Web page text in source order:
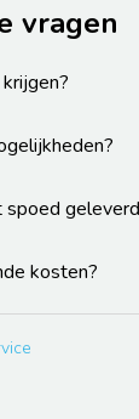
vragen
spoed
kosten?